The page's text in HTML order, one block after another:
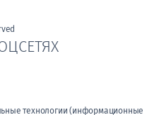
технологии (информационные